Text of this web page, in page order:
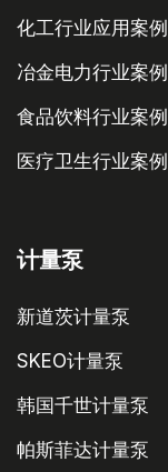
化工行业应用案例
冶金电力行业案例
食品饮料行业案例
医疗卫生行业案例
计量泵
新道茨计量泵
SKEO计量泵
韩国千世计量泵
帕斯菲达计量泵